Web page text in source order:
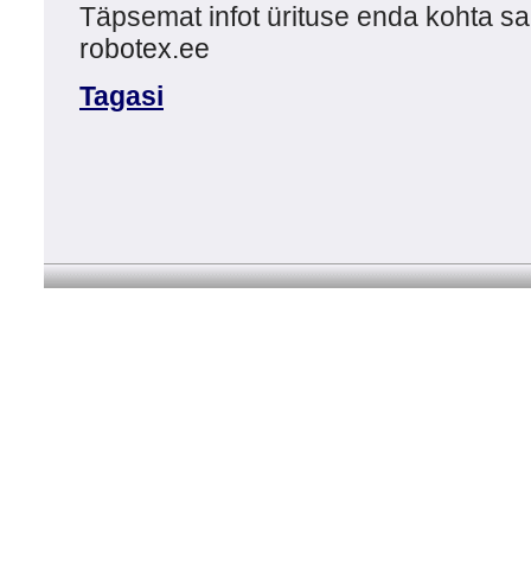
Täpsemat infot ürituse enda kohta
robotex.ee
Tagasi